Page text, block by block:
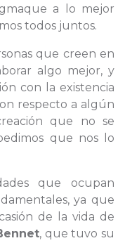
a lo mejor
todos juntos.
que creen en
algo mejor, y
con la existencia
respecto a algún
que no se
que nos lo
que ocupan
ya que
de la vida de
, que tuvo su